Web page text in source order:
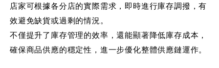
店家可根據各分店的實際需求，即時進行庫存調撥，有
效避免缺貨或過剩的情況。
不僅提升了庫存管理的效率，還能顯著降低庫存成本，
確保商品供應的穩定性，進一步優化整體供應鏈運作。